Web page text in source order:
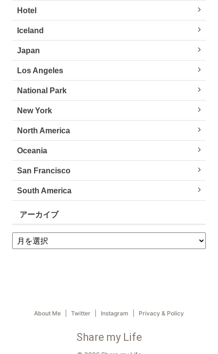
Hotel
Iceland
Japan
Los Angeles
National Park
New York
North America
Oceania
San Francisco
South America
アーカイブ
About Me Twitter Instagram Privacy & Policy
Share my Life